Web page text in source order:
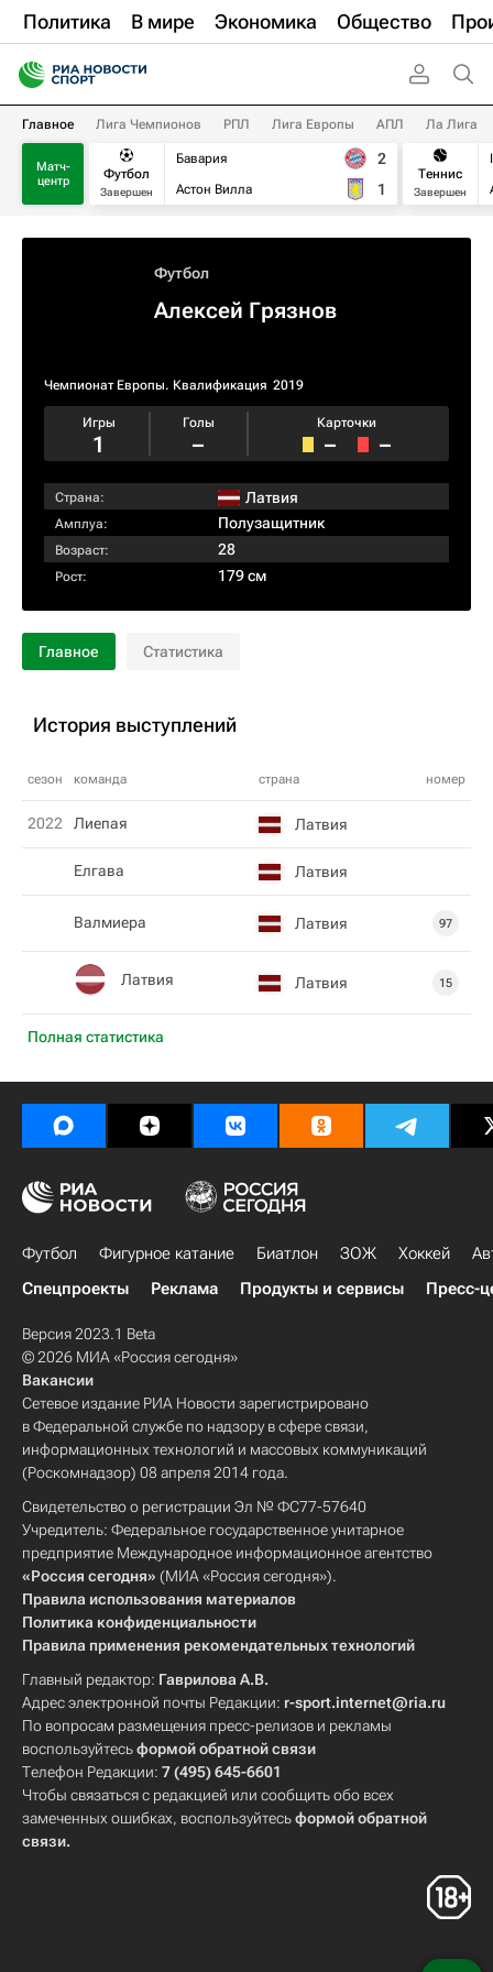
Политика В мире Экономика Общество
Главное Лига Чемпионов РПЛ Лига Европы АПЛ Ла Лига
Матч-
центр
Футбол
Завершен
Бавария
Астон Вилла
2
1
Теннис
Завершен
Футбол
Алексей Грязнов
Чемпионат Европы. Квалификация​ 2019
Игры
1
Голы
–
Карточки
– –
Страна: Латвия
Амплуа: Полузащитник
Возраст: 28
Рост: 179 см
Главное Статистика
История выступлений
сезон команда страна номер
Полная статистика
2022 Лиепая Латвия
Елгава Латвия
Валмиера Латвия 97
Латвия Латвия 15
Футбол Фигурное катание Биатлон ЗОЖ Хоккей
Спецпроекты
Реклама Продукты и сервисы Пресс-
Версия 2023.1 Beta
© 2026 МИА «Россия сегодня»
Вакансии
Сетевое издание РИА Новости зарегистрировано
в Федеральной службе по надзору в сфере связи,
информационных технологий и массовых коммуникаций
(Роскомнадзор) 08 апреля 2014 года.
Свидетельство о регистрации Эл № ФС77-57640
Учредитель: Федеральное государственное унитарное
предприятие Международное информационное агентство
«Россия сегодня» (МИА «Россия сегодня»).
Правила использования материалов
Политика конфиденциальности
Правила применения рекомендательных технологий
Главный редактор: Гаврилова А.В.
Адрес электронной почты Редакции: r-sport.internet@ria.ru
По вопросам размещения пресс-релизов и рекламы
воспользуйтесьформой обратной связи
Телефон Редакции: 7 (495) 645-6601
Чтобы связаться с редакцией или сообщить обо всех
замеченных ошибках, воспользуйтесьформой обратной
связи.